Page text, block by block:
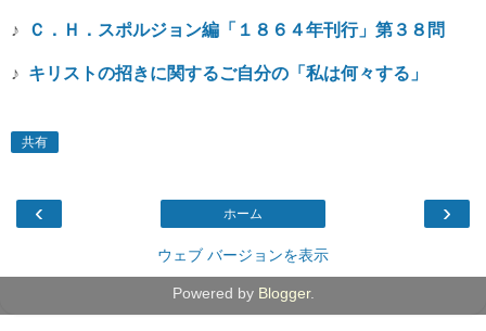
♪ Ｃ．Ｈ．スポルジョン編「１８６４年刊行」第３８問
♪ キリストの招きに関するご自分の「私は何々する」
共有
‹ ›
ホーム
ウェブ バージョンを表示
Powered by Blogger.